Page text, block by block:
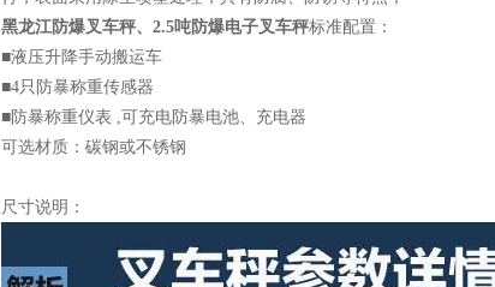
黑龙江防爆叉车秤、2.5吨防爆电子叉车秤标准配置：
■液压升降手动搬运车
■4只防暴称重传感器
■防暴称重仪表 ,可充电防暴电池、充电器
可选材质：碳钢或不锈钢
尺寸说明：